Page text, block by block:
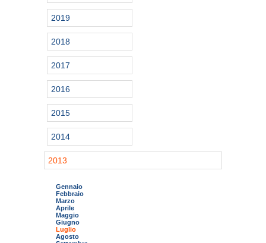
2019
2018
2017
2016
2015
2014
2013
Gennaio
Febbraio
Marzo
Aprile
Maggio
Giugno
Luglio
Agosto